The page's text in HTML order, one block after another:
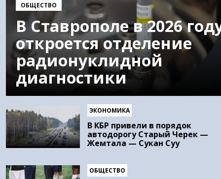
ОБЩЕСТВО
В Ставрополе в 2026
откроется отделение
радионуклидной
диагностики
ЭКОНОМИКА
В КБР привели в порядок
автодорогу Старый Черек —
Жемтала — Сукан Суу
ОБЩЕСТВО